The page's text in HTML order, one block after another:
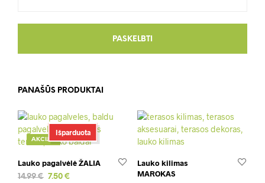
PANAŠŪS PRODUKTAI
AKCIJA!
Išparduota
Lauko pagalvėlė ŽALIA
14.99€ Original
7.50 €
Lauko kilimas
MAROKAS